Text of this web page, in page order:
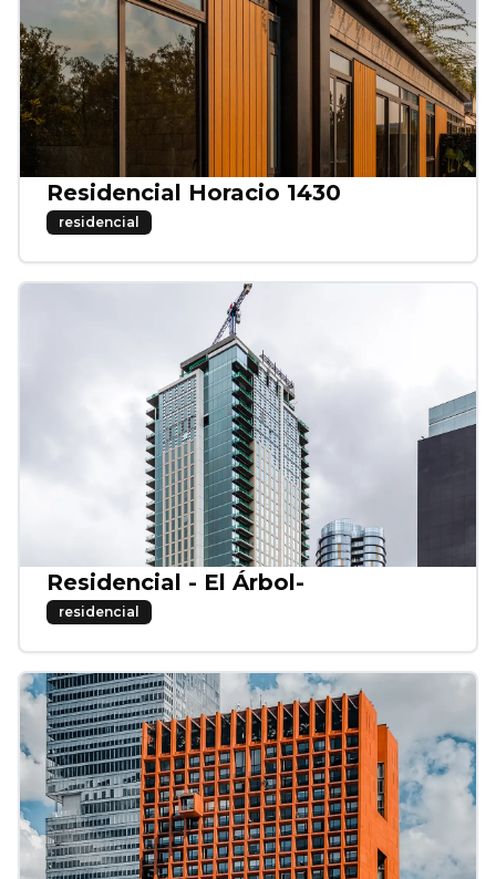
Residencial Horacio 1430
residencial
Residencial - El Árbol-
residencial